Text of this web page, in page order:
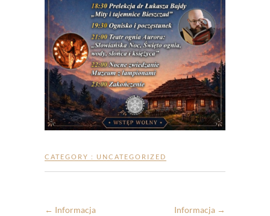
CATEGORY : UNCATEGORIZED
← Informacja Informacja →